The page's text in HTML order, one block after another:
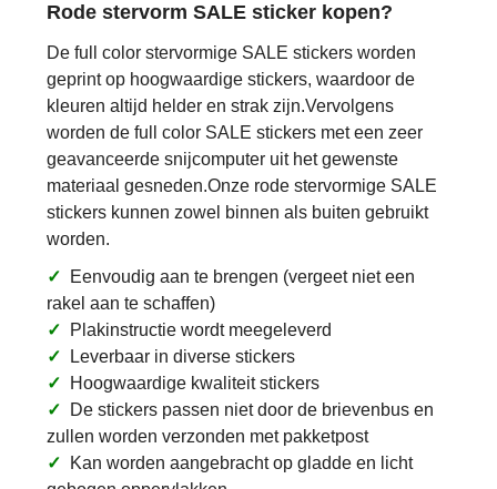
Rode stervorm SALE sticker kopen?
De full color stervormige SALE stickers worden
geprint op hoogwaardige stickers, waardoor de
kleuren altijd helder en strak zijn.Vervolgens
worden de full color SALE stickers met een zeer
geavanceerde snijcomputer uit het gewenste
materiaal gesneden.Onze rode stervormige SALE
stickers kunnen zowel binnen als buiten gebruikt
worden.
✓ Eenvoudig aan te brengen (vergeet niet een
rakel aan te schaffen)
✓ Plakinstructie wordt meegeleverd
✓ Leverbaar in diverse stickers
✓ Hoogwaardige kwaliteit stickers
✓ De stickers passen niet door de brievenbus en
zullen worden verzonden met pakketpost
✓ Kan worden aangebracht op gladde en licht